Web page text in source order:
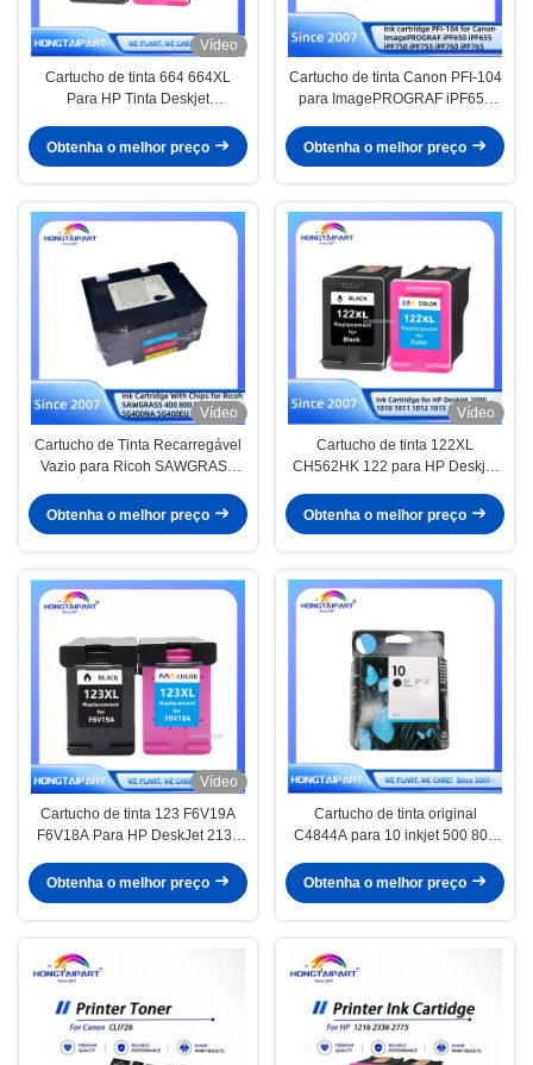
Vídeo
Cartucho de tinta 664 664XL
Para HP Tinta Deskjet
2136 2138 2675 2676 2677 2678
3635 3636 3638 3700 3775 3776
Obtenha o melhor preço
Cartucho de tinta Canon PFI-104
para ImagePROGRAF iPF650
iPF765
Obtenha o melhor preço
Vídeo
Cartucho de Tinta Recarregável
Vazio para Ricoh SAWGRASS
Sg400EU Sg800na Impressora
de Sublimação Cartuchos
Obtenha o melhor preço
Vídeo
Cartucho de tinta 122XL
CH562HK 122 para HP Deskjet
Obtenha o melhor preço
Vídeo
Cartucho de tinta 123 F6V19A
F6V18A Para HP DeskJet 2130
copiadora
Obtenha o melhor preço
Cartucho de tinta original
C4844A para 10 inkjet 500 800
preto HONGTAIPART
Obtenha o melhor preço